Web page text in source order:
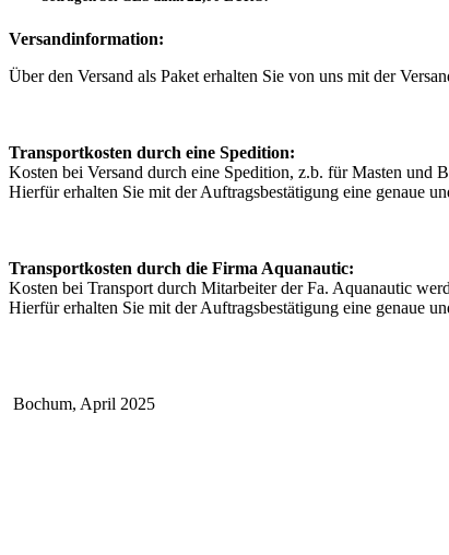
Versandinformation:
Über den Versand als Paket erhalten Sie von uns mit der
Transportkosten durch eine Spedition:
Kosten bei Versand durch eine Spedition, z.b. für Masten und
Hierfür erhalten Sie mit der Auftragsbestätigung eine genaue
Transportkosten durch die Firma Aquanautic:
Kosten bei Transport durch Mitarbeiter der Fa. Aquanautic
Hierfür erhalten Sie mit der Auftragsbestätigung eine genaue
Bochum, April 2025